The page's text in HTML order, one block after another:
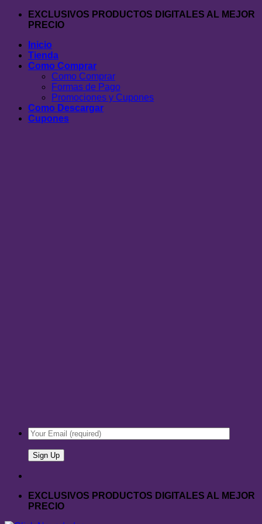
Saltar
EXCLUSIVOS PRODUCTOS DIGITALES AL MEJOR
PRECIO
Inicio
Tienda
Como Comprar
Como Comprar
Formas de Pago
Promociones y Cupones
Como Descargar
Cupones
EXCLUSIVOS PRODUCTOS DIGITALES AL MEJOR
PRECIO